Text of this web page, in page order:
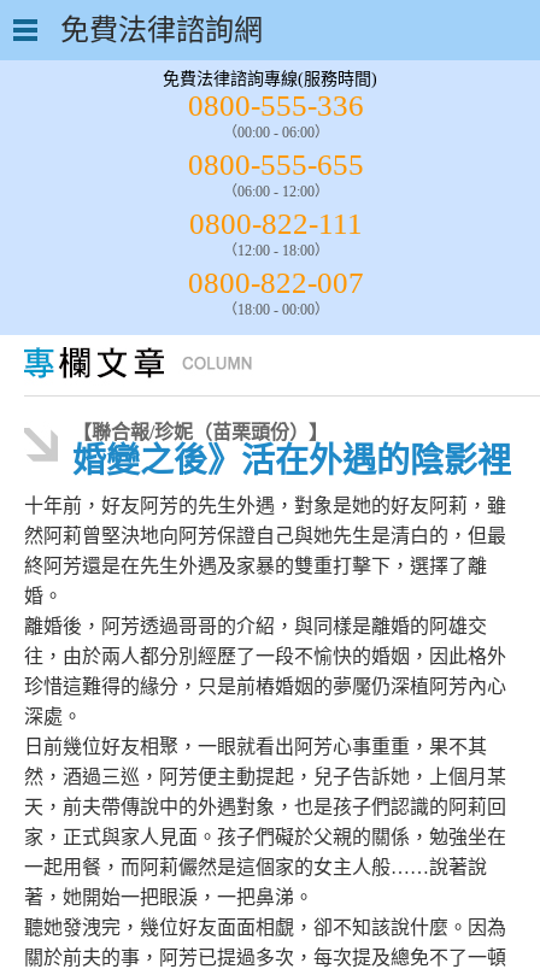
免費法律諮詢網
免費法律諮詢專線(服務時間)
0800-555-336
（00:00 - 06:00）
0800-555-655
（06:00 - 12:00）
0800-822-111
（12:00 - 18:00）
0800-822-007
（18:00 - 00:00）
【聯合報/珍妮（苗栗頭份）】
婚變之後》活在外遇的陰影裡
十年前，好友阿芳的先生外遇，對象是她的好友阿莉，雖
然阿莉曾堅決地向阿芳保證自己與她先生是清白的，但最
終阿芳還是在先生外遇及家暴的雙重打擊下，選擇了離
婚。
離婚後，阿芳透過哥哥的介紹，與同樣是離婚的阿雄交
往，由於兩人都分別經歷了一段不愉快的婚姻，因此格外
珍惜這難得的緣分，只是前樁婚姻的夢魘仍深植阿芳內心
深處。
日前幾位好友相聚，一眼就看出阿芳心事重重，果不其
然，酒過三巡，阿芳便主動提起，兒子告訴她，上個月某
天，前夫帶傳說中的外遇對象，也是孩子們認識的阿莉回
家，正式與家人見面。孩子們礙於父親的關係，勉強坐在
一起用餐，而阿莉儼然是這個家的女主人般……說著說
著，她開始一把眼淚，一把鼻涕。
聽她發洩完，幾位好友面面相覷，卻不知該說什麼。因為
關於前夫的事，阿芳已提過多次，每次提及總免不了一頓